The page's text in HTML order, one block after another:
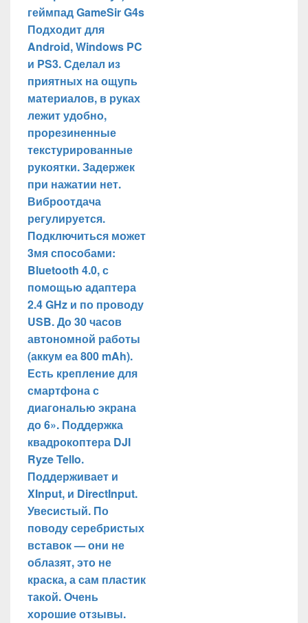
геймпад GameSir G4s
Подходит для
Android, Windows PC
и PS3. Сделал из
приятных на ощупь
материалов, в руках
лежит удобно,
прорезиненные
текстурированные
рукоятки. Задержек
при нажатии нет.
Виброотдача
регулируется.
Подключиться может
3мя способами:
Bluetooth 4.0, с
помощью адаптера
2.4 GHz и по проводу
USB. До 30 часов
автономной работы
(аккум еа 800 mAh).
Есть крепление для
смартфона с
диагональю экрана
до 6». Поддержка
квадрокоптера DJI
Ryze Tello.
Поддерживает и
XInput, и DirectInput.
Увесистый. По
поводу серебристых
вставок — они не
облазят, это не
краска, а сам пластик
такой. Очень
хорошие отзывы.